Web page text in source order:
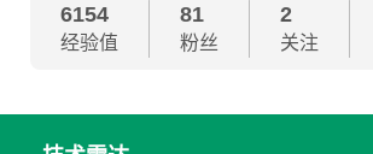
6154
经验值
81
粉丝
2
关注